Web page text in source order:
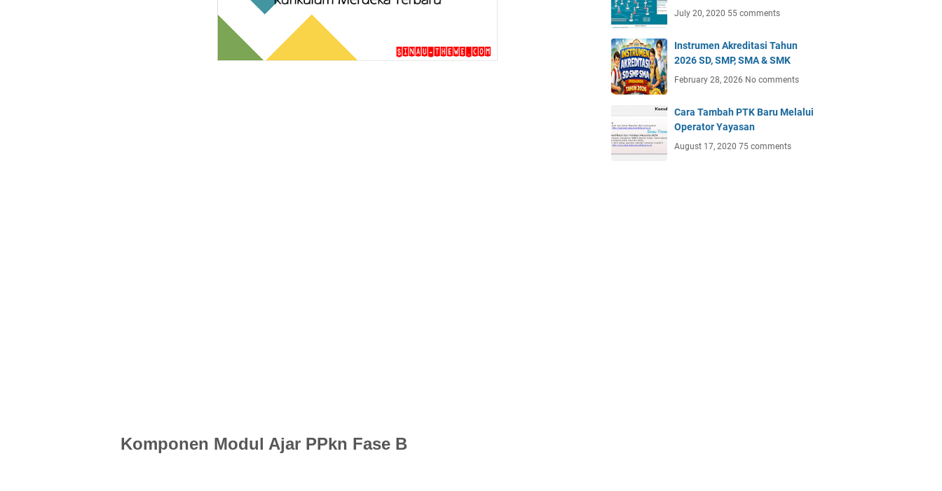
Komponen Modul Ajar PPkn Fase B
July 20, 2020 55 comments
Instrumen Akreditasi Tahun
2026 SD, SMP, SMA & SMK
February 28, 2026 No comments
Cara Tambah PTK Baru Melalui
Operator Yayasan
August 17, 2020 75 comments